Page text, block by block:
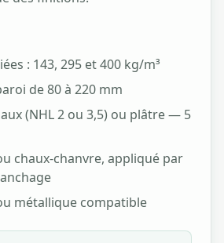
: 143, 295 et 400 kg/m³
de 80 à 220 mm
(NHL 2 ou 3,5) ou plâtre — 5
chaux-chanvre, appliqué par
métallique compatible